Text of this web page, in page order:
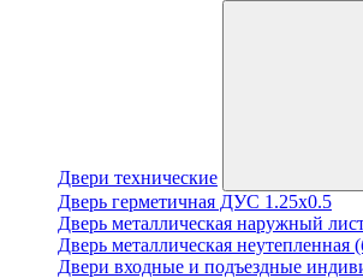
Двери технические
Дверь герметичная ДУС 1.25х0.5
Дверь металлическая наружный
Дверь металлическая неутепленная
Двери входные и подъездные